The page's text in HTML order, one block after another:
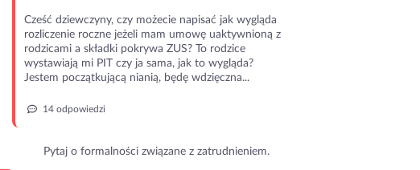
Cześć dziewczyny, czy możecie napisać jak wygląda
rozliczenie roczne jeżeli mam umowę uaktywnioną z
rodzicami a składki pokrywa ZUS? To rodzice
wystawiają mi PIT czy ja sama, jak to wygląda?
Jestem początkującą nianią, będę wdzięczna...
14 odpowiedzi
Pytaj o formalności związane z zatrudnieniem.